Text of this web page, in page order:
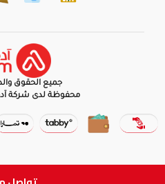
جميع الحقوق
محفوظة لدى شركة آدم